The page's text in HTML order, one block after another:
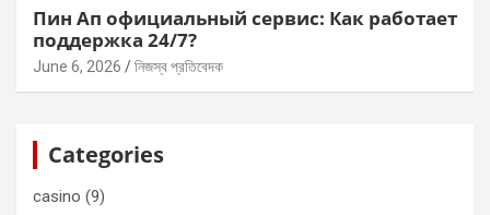
Пин Ап официальный сервис: Как работает
поддержка 24/7?
June 6, 2026 নিজস্ব প্রতিবেদক
Categories
casino (9)